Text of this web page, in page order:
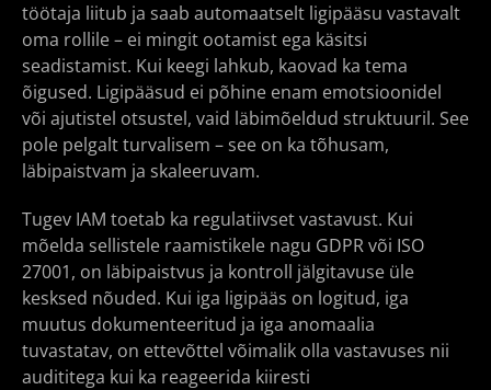
töötaja liitub ja saab automaatselt ligipääsu vastavalt
oma rollile – ei mingit ootamist ega käsitsi
seadistamist. Kui keegi lahkub, kaovad ka tema
õigused. Ligipääsud ei põhine enam emotsioonidel
või ajutistel otsustel, vaid läbimõeldud struktuuril. See
pole pelgalt turvalisem – see on ka tõhusam,
läbipaistvam ja skaleeruvam.
Tugev IAM toetab ka regulatiivset vastavust. Kui
mõelda sellistele raamistikele nagu GDPR või ISO
27001, on läbipaistvus ja kontroll jälgitavuse üle
kesksed nõuded. Kui iga ligipääs on logitud, iga
muutus dokumenteeritud ja iga anomaalia
tuvastatav, on ettevõttel võimalik olla vastavuses nii
audititega kui ka reageerida kiiresti